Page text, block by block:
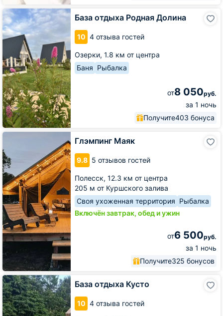
База отдыха Родная Долина
10 4 отзыва гостей
Озерки, 1.8 км от центра
Баня Рыбалка
от8 050руб.
за 1 ночь
Получите403 бонуса
База
отдыха
Родная
Долина
Глэмпинг Маяк
9.8 5 отзывов гостей
Полесск, 12.3 км от центра
205 м от Куршского залива
Своя ухоженная территория Рыбалка
Включён завтрак, обед и ужин
от6 500руб.
за 1 ночь
Получите325 бонусов
Глэмпинг
База отдыха Кусто
10 4 отзыва гостей
База
отдыха
Кусто